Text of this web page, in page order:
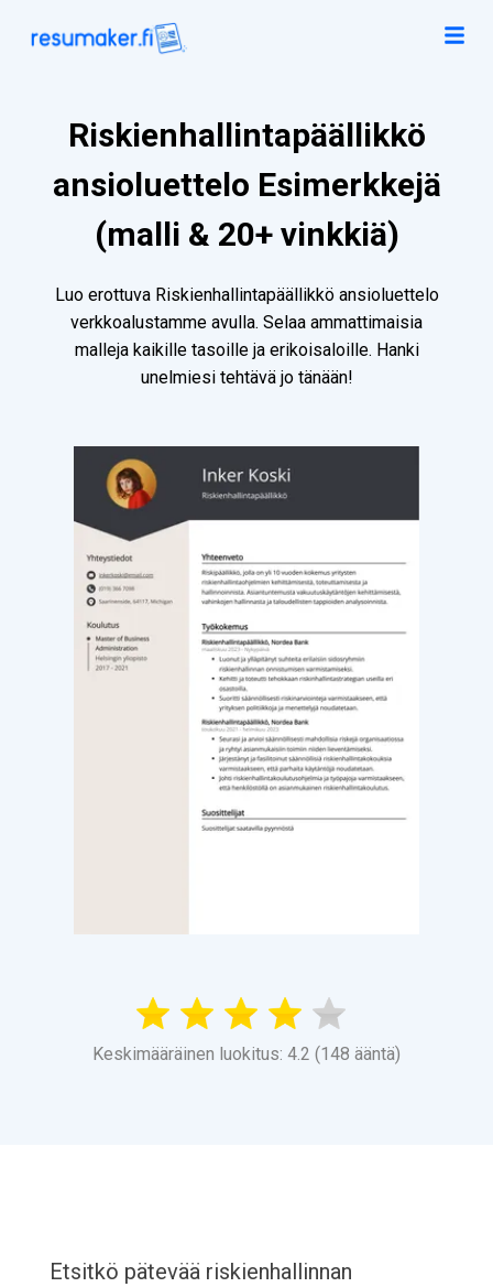
Riskienhallintapäällikkö
ansioluettelo Esimerkkejä
(malli & 20+ vinkkiä)
Luo erottuva Riskienhallintapäällikkö ansioluettelo
verkkoalustamme avulla. Selaa ammattimaisia
malleja kaikille tasoille ja erikoisaloille. Hanki
unelmiesi tehtävä jo tänään!
Keskimääräinen luokitus: 4.2 (148 ääntä)
Etsitkö pätevää riskienhallinnan